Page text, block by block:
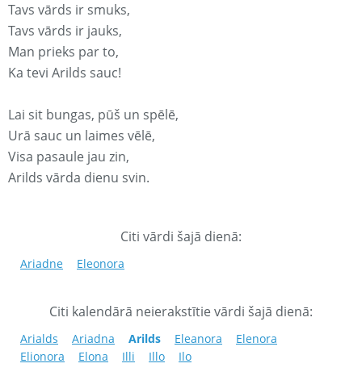
Tavs vārds ir smuks,
Tavs vārds ir jauks,
Man prieks par to,
Ka tevi Arilds sauc!
Lai sit bungas, pūš un spēlē,
Urā sauc un laimes vēlē,
Visa pasaule jau zin,
Arilds vārda dienu svin.
Citi vārdi šajā dienā:
Ariadne Eleonora
Citi kalendārā neierakstītie vārdi šajā dienā:
Arialds Ariadna Arilds Eleanora
Elenora
Elionora
Elona Illi Illo Ilo